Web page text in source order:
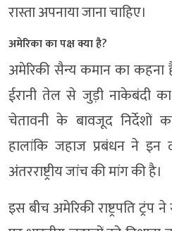
रास्ता अपनाया जाना चाहिए।
अमेरिका का पक्ष क्या है?
अमेरिकी सैन्य कमान का
ईरानी तेल से जुड़ी नाकेबंदी
चेतावनी के बावजूद निर्देशों
हालांकि जहाज प्रबंधन ने इन
अंतरराष्ट्रीय जांच की मांग की है।
इस बीच अमेरिकी राष्ट्रपति ट्रंप